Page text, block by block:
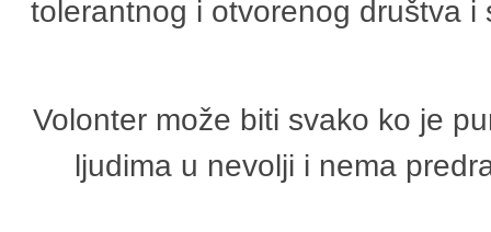
tolerantnog i otvorenog društva
Volonter može biti svako ko je
ljudima u nevolji i nema